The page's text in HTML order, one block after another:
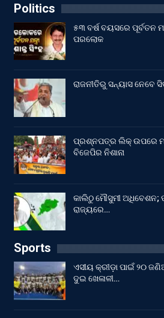
Politics
୫୩ ବର୍ଷ ବୟସରେ ପୂର୍ବତନ
ପରଲୋକ
ରାଜନୀତିରୁ ସନ୍ୟାସ ନେବେ
ପ୍ରଶ୍ନପତ୍ର ଲିକ୍ ଉପରେ
ବିଜେପିର ନିଶାନା
କାଲିଠୁ ମୌସୁମୀ ଅଧିବେଶନ;
ରାଜ୍ୟରେ…
Sports
ଏସୀୟ କ୍ରୀଡ଼ା ପାଇଁ ୨୦
ଦୁଇ ଖେଳାଳୀ…